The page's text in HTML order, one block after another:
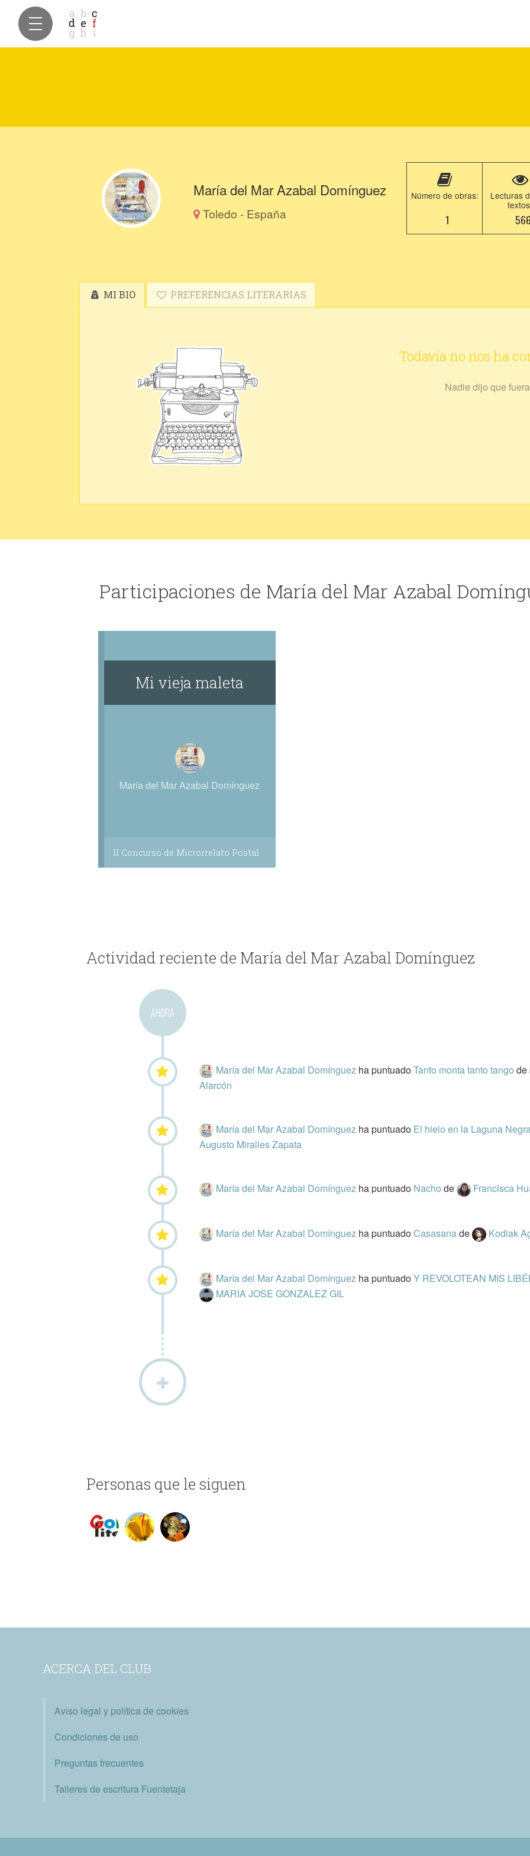
María del Mar Azabal Domínguez
Toledo - España
Número de obras:
1
Lecturas
MI BIO PREFERENCIAS LITERARIAS
Todavía no nos ha
Nadie dijo que
Participaciones de María del Mar Azabal
Mi vieja maleta
María del Mar Azabal Domínguez
II Concurso de Microrrelato Postal
Actividad reciente de María del Mar Azabal Domínguez
AHORA
María del Mar Azabal Domínguez ha puntuadoTanto monta tanto tango de
Alarcón
María del Mar Azabal Domínguez ha puntuado El hielo en la Laguna
Augusto Miralles Zapata
María del Mar Azabal Domínguez ha puntuado Nacho de Francisca
María del Mar Azabal Domínguez ha puntuadoCasasanade Kodiak
María del Mar Azabal Domínguez ha puntuadoY REVOLOTEAN MIS
MARIA JOSE GONZALEZ GIL
Personas que le siguen
ACERCA DEL CLUB
Aviso legal y política de cookies
Condiciones de uso
Preguntas frecuentes
Talleres de escritura Fuentetaja